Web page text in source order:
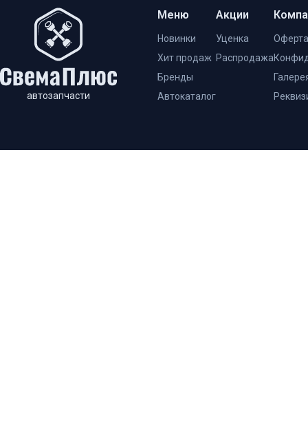
автозапчасти
Меню
Новинки
Хит продаж
Бренды
Автокаталог
Акции
Уценка
Распродажа
Оферта